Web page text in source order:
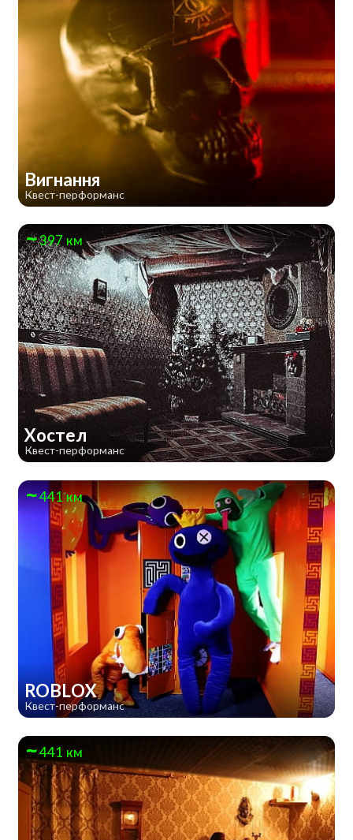
Вигнання
Квест-перформанс
397 км
Хостел
Квест-перформанс
441 км
ROBLOX
Квест-перформанс
441 км